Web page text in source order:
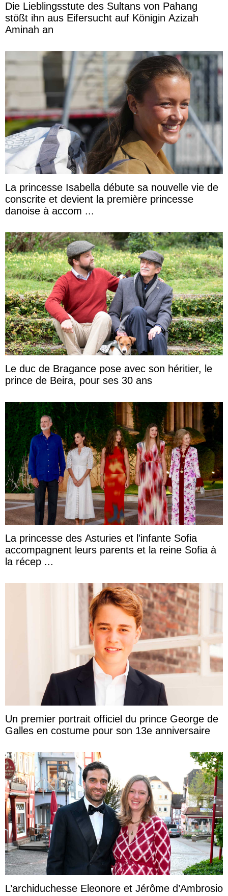
Die Lieblingsstute des Sultans von Pahang
stößt ihn aus Eifersucht auf Königin Azizah
Aminah an
La princesse Isabella débute sa nouvelle vie de
conscrite et devient la première princesse
danoise à accom ...
Le duc de Bragance pose avec son héritier, le
prince de Beira, pour ses 30 ans
La princesse des Asturies et l’infante Sofia
accompagnent leurs parents et la reine Sofia à
la récep ...
Un premier portrait officiel du prince George de
Galles en costume pour son 13e anniversaire
L’archiduchesse Eleonore et Jérôme d’Ambrosio